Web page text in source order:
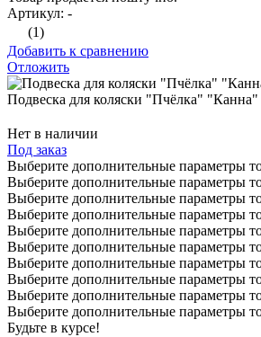
Артикул: -
(1)
Добавить к сравнению
Отложить
Подвеска для коляски "Пчёлка" "Канна"
Нет в наличии
Под заказ
Выберите дополнительные параметры
Выберите дополнительные параметры
Выберите дополнительные параметры
Выберите дополнительные параметры
Выберите дополнительные параметры
Выберите дополнительные параметры
Выберите дополнительные параметры
Выберите дополнительные параметры
Выберите дополнительные параметры
Выберите дополнительные параметры
Будьте в курсе!